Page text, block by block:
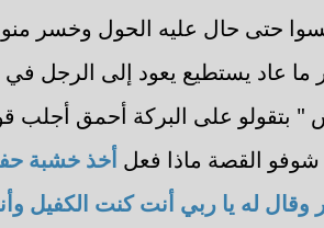
حتى حال عليه الحول وخسر
عاد يستطيع يعود إلى الرجل في
" بتقولو على البركة أحمق أجلب
شوفو القصة ماذا فعل أخذ خشبة
وقال له يا ربي أنت كنت الكفيل